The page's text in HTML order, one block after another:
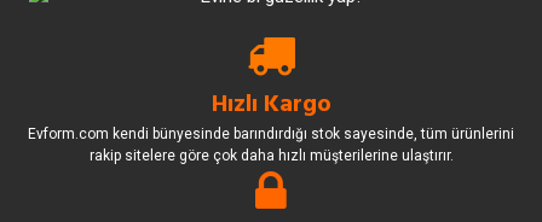
Hızlı Kargo
Evform.com kendi bünyesinde barındırdığı stok sayesinde, tüm ürünlerini
rakip sitelere göre çok daha hızlı müşterilerine ulaştırır.